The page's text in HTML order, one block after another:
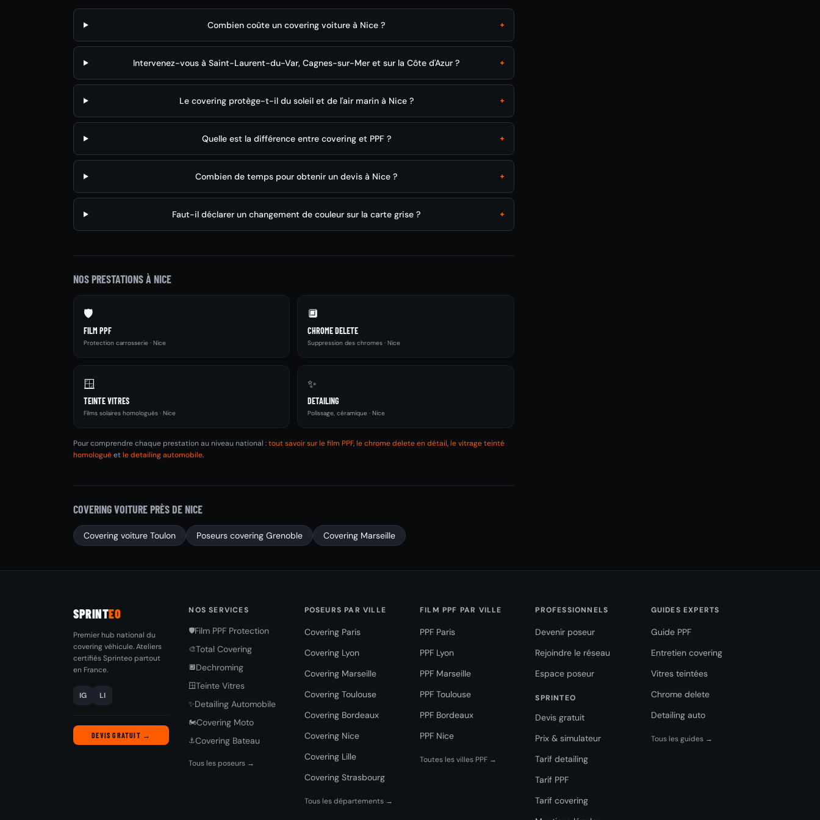
Combien coûte un covering voiture à Nice ? +
Intervenez-vous à Saint-Laurent-du-Var, Cagnes-sur-Mer et sur la Côte d'Azur ? +
Le covering protège-t-il du soleil et de l'air marin à Nice ? +
Quelle est la différence entre covering et PPF ? +
Combien de temps pour obtenir un devis à Nice ? +
Faut-il déclarer un changement de couleur sur la carte grise ? +
NOS PRESTATIONS À NICE
🛡️
FILM PPF
Protection carrosserie · Nice
🔲
CHROME DELETE
Suppression des chromes · Nice
🪟
TEINTE VITRES
Films solaires homologués · Nice
✨
DETAILING
Polissage, céramique · Nice
Pour comprendre chaque prestation au niveau national :tout savoir sur le film PPF,le chrome delete en détail,le vitrage teinté
homologuéetle detailing automobile.
COVERING VOITURE PRÈS DE NICE
Covering voiture Toulon Poseurs covering Grenoble Covering Marseille
SPRINTEO
Premier hub national du
covering véhicule. Ateliers
certifiés Sprinteo partout
en France.
IG LI
DEVIS GRATUIT →
NOS SERVICES
🛡️Film PPF Protection
🎨Total Covering
🔲Dechroming
🪟Teinte Vitres
✨Detailing Automobile
🏍️Covering Moto
⚓Covering Bateau
Tous les poseurs →
POSEURS PAR VILLE
Covering Paris
Covering Lyon
Covering Marseille
Covering Toulouse
Covering Bordeaux
Covering Nice
Covering Lille
Covering Strasbourg
Tous les départements →
FILM PPF PAR VILLE
PPF Paris
PPF Lyon
PPF Marseille
PPF Toulouse
PPF Bordeaux
PPF Nice
Toutes les villes PPF →
PROFESSIONNELS
Devenir poseur
Rejoindre le réseau
Espace poseur
SPRINTEO
Devis gratuit
Prix & simulateur
Tarif detailing
Tarif PPF
Tarif covering
GUIDES EXPERTS
Guide PPF
Entretien covering
Vitres teintées
Chrome delete
Detailing auto
Tous les guides →